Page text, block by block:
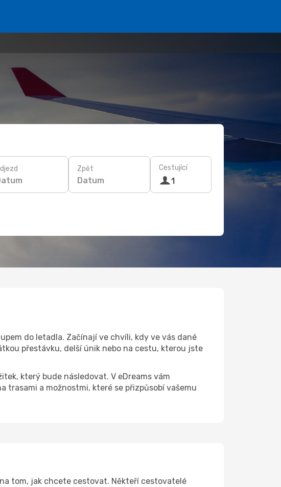
Zpět
Datum
Cestující
1
do letadla. Začínají ve chvíli, kdy ve vás dané
přestávku, delší únik nebo na cestu, kterou jste
který bude následovat. V eDreams vám
trasami a možnostmi, které se přizpůsobí vašemu
tom, jak chcete cestovat. Někteří cestovatelé